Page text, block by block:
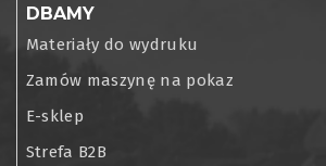
DBAMY
Materiały do wydruku
Zamów maszynę na pokaz
E-sklep
Strefa B2B